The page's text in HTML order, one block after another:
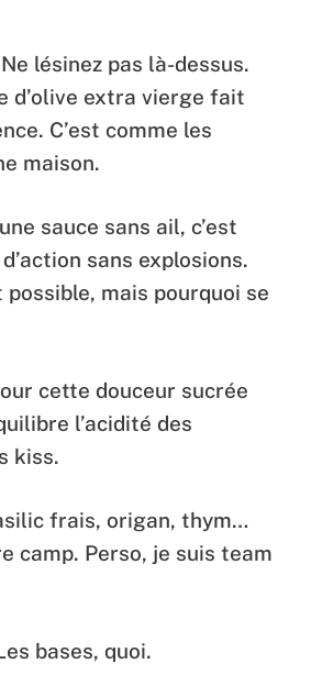
Ne lésinez pas là-dessus.
d’olive extra vierge fait
C’est comme les
maison.
sauce sans ail, c’est
sans explosions.
possible, mais pourquoi se
cette douceur sucrée
l’acidité des
kiss.
frais, origan, thym…
camp. Perso, je suis team
bases, quoi.